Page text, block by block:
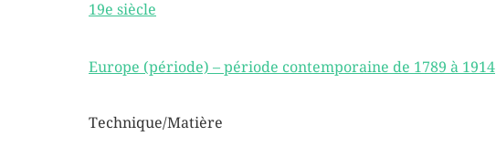
19e siècle
Europe (période) – période contemporaine de 1789 à 1914
Technique/Matière